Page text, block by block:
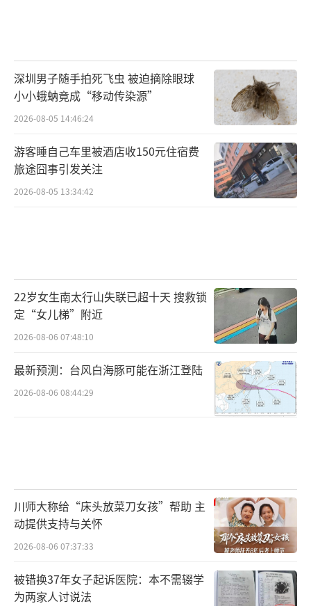
深圳男子随手拍死飞虫 被迫摘除眼球
小小蛾蚋竟成“移动传染源”
2026-08-05 14:46:24
游客睡自己车里被酒店收150元住宿费
旅途囧事引发关注
2026-08-05 13:34:42
22岁女生南太行山失联已超十天 搜救锁
定“女儿梯”附近
2026-08-06 07:48:10
最新预测：台风白海豚可能在浙江登陆
2026-08-06 08:44:29
川师大称给“床头放菜刀女孩”帮助 主
动提供支持与关怀
2026-08-06 07:37:33
被错换37年女子起诉医院：本不需辍学
为两家人讨说法